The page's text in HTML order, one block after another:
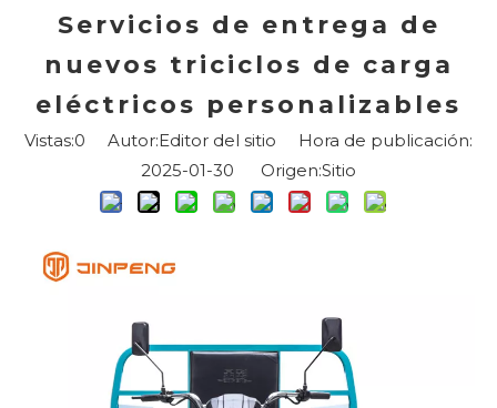
Servicios de entrega de
nuevos triciclos de carga
eléctricos personalizables
Vistas:0 Autor:Editor del sitio Hora de publicación:
2025-01-30 Origen:Sitio